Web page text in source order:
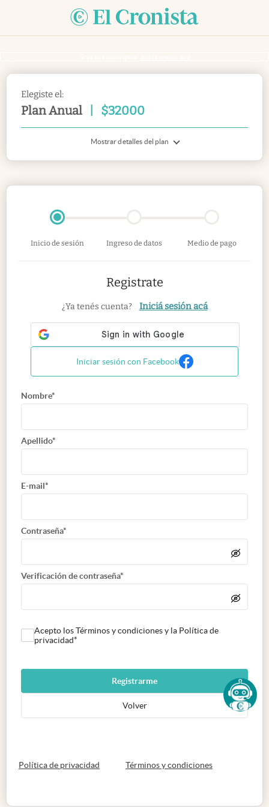
Elegiste el:
Plan Anual $32000
Mostrar detalles del plan
Inicio de sesión Ingreso de datos Medio de pago
Registrate
¿Ya tenés cuenta? Iniciá sesión acá
Iniciar sesión con Facebook
Nombre*
Apellido*
E-mail*
Contraseña*
Verificación de contraseña*
Acepto los Términos y condiciones y la Política de
privacidad*
Registrarme
Volver
Política de privacidad abre en nueva pestaña
Términos y condicionesabre en nueva